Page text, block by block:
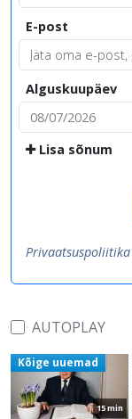
E-post
Alguskuupäev
Lisa sõnum
Privaatsuspoliitika
AUTOPLAY
15 min
Kõige uuemad